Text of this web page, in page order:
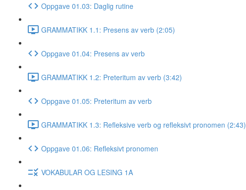
Oppgave 01.03: Daglig rutine
GRAMMATIKK 1.1: Presens av verb (2:05)
Oppgave 01.04: Presens av verb
GRAMMATIKK 1.2: Preteritum av verb (3:42)
Oppgave 01.05: Preteritum av verb
GRAMMATIKK 1.3: Refleksive verb og refleksivt pronomen (2:43)
Oppgave 01.06: Refleksivt pronomen
VOKABULAR OG LESING 1A